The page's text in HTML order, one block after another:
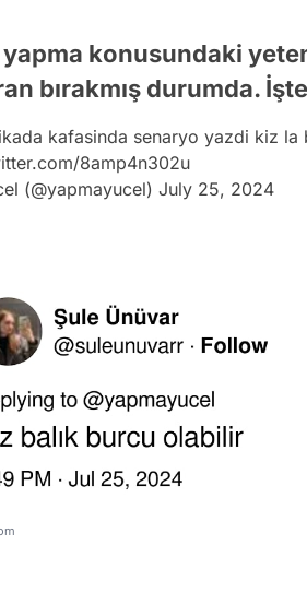
konusundaki
bırakmış durumda.
kafasinda senaryo yazdi kiz
8amp4n302u
(@yapmayucel) July 25, 2024